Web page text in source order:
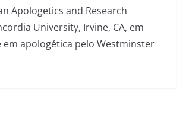
Apologetics and Research
University, Irvine, CA, em
em apologética pelo Westminster